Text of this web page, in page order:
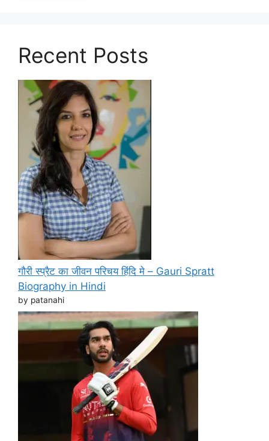
Recent Posts
गौरी स्प्रैट का जीवन परिचय हिंदि मे – Gauri Spratt
Biography in Hindi
by patanahi